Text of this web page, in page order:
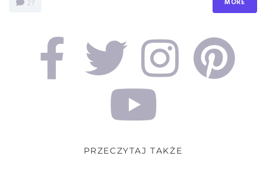
27 MORE
PRZECZYTAJ TAKŻE